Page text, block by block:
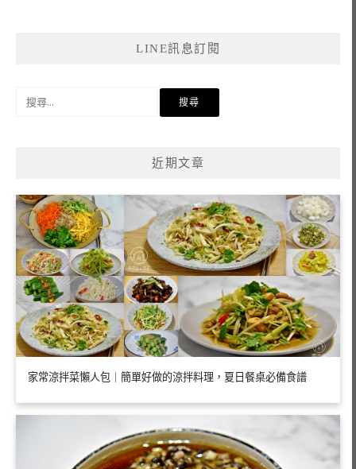
LINE訊息訂閱
近期文章
家常涼拌菜懶人包｜簡單好做的涼拌料理，夏日餐桌必備食譜